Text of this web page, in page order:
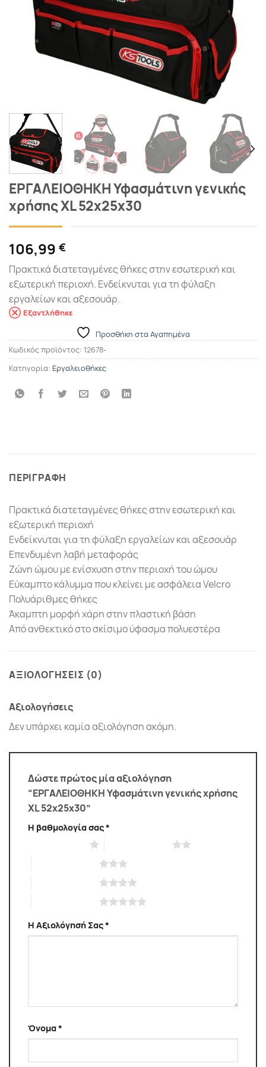
ΕΡΓΑΛΕΙΟΘΗΚΗ Υφασμάτινη γενικής
χρήσης XL 52x25x30
106,99 €
Πρακτικά διατεταγμένες θήκες στην εσωτερική και
εξωτερική περιοχή. Ενδείκνυται για τη φύλαξη
εργαλείων και αξεσουάρ.
Εξαντλήθηκε
Προσθήκη στα Αγαπημένα
Κωδικός προϊόντος: 12678-
Κατηγορία: Εργαλειοθήκες
ΠΕΡΙΓΡΑΦΗ
Πρακτικά διατεταγμένες θήκες στην εσωτερική και
εξωτερική περιοχή
Ενδείκνυται για τη φύλαξη εργαλείων και αξεσουάρ
Επενδυμένη λαβή μεταφοράς
Ζώνη ώμου με ενίσχυση στην περιοχή του ώμου
Εύκαμπτο κάλυμμα που κλείνει με ασφάλεια Velcro
Πολυάριθμες θήκες
Άκαμπτη μορφή χάρη στην πλαστική βάση
Από ανθεκτικό στο σκίσιμο ύφασμα πολυεστέρα
ΑΞΙΟΛΟΓΗΣΕΙΣ (0)
Αξιολογήσεις
Δεν υπάρχει καμία αξιολόγηση ακόμη.
Δώστε πρώτος μία αξιολόγηση
“ΕΡΓΑΛΕΙΟΘΗΚΗ Υφασμάτινη γενικής χρήσης
XL 52x25x30”
Η βαθμολογία σας*
Η Αξιολόγησή Σας*
Όνομα*